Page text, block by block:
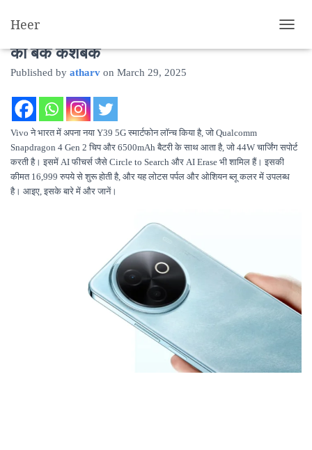
Heer
O
V
A
Vivo Y39 5G भारत में लॉन्च, मिलेगा 1,500 रुपये
का बैंक कैशबैक
Published by atharv on March 29, 2025
Vivo ने भारत में अपना नया Y39 5G स्मार्टफोन लॉन्च किया है, जो Qualcomm
Snapdragon 4 Gen 2 चिप और 6500mAh बैटरी के साथ आता है, जो 44W चार्जिंग सपोर्ट
करती है। इसमें AI फीचर्स जैसे Circle to Search और AI Erase भी शामिल हैं। इसकी
कीमत 16,999 रुपये से शुरू होती है, और यह लोटस पर्पल और ओशियन ब्लू कलर में उपलब्ध
है। आइए, इसके बारे में और जानें।